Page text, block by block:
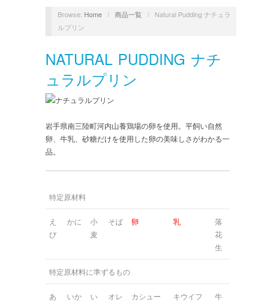
Browse: Home / 商品一覧 /
Natural Pudding ナチュラ
ルプリン
NATURAL PUDDING ナチ
ュラルプリン
岩手県南三陸町河内山養鶏場の卵を使用。平飼い自然
卵、牛乳、砂糖だけを使用した卵の美味しさがわかる一
品。
特定原材料
え
び
かに
小
麦
そば 卵 乳
落
花
生
特定原材料に準ずるもの
あ
いか
い
オレ
カシュー
キウイフ
牛